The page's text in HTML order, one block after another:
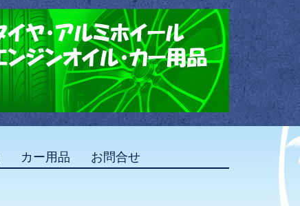
カー用品 お問合せ